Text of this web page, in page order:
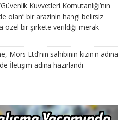
Kuvvetleri Komutanlığı’nın
olan” bir arazinin hangi belirsiz
özel bir şirkete verildiği merak
Mors Ltd’nin sahibinin kızının adına
İletişim adına hazırlandı